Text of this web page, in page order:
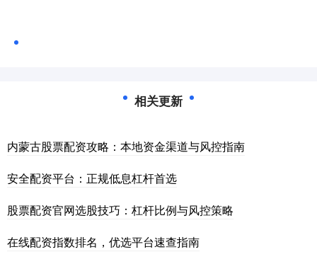
相关更新
内蒙古股票配资攻略：本地资金渠道与风控指南
安全配资平台：正规低息杠杆首选
股票配资官网选股技巧：杠杆比例与风控策略
在线配资指数排名，优选平台速查指南